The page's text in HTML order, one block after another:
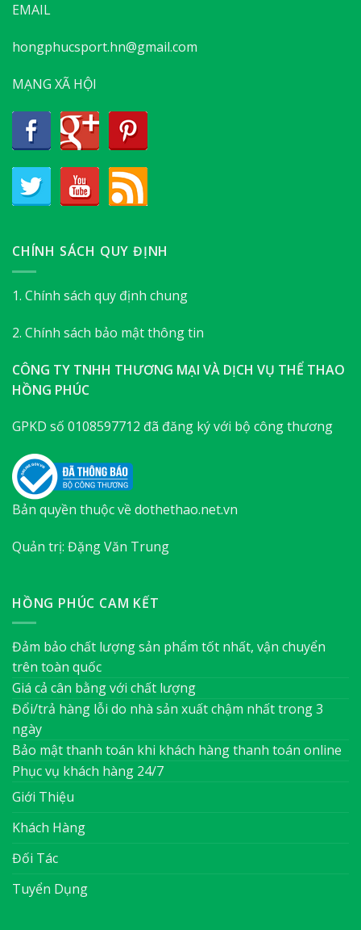
EMAIL
hongphucsport.hn@gmail.com
MẠNG XÃ HỘI
CHÍNH SÁCH QUY ĐỊNH
1. Chính sách quy định chung
2. Chính sách bảo mật thông tin
CÔNG TY TNHH THƯƠNG MẠI VÀ DỊCH VỤ THỂ THAO
HỒNG PHÚC
GPKD số 0108597712 đã đăng ký với bộ công thương
Bản quyền thuộc về dothethao.net.vn
Quản trị: Đặng Văn Trung
HỒNG PHÚC CAM KẾT
Đảm bảo chất lượng sản phẩm tốt nhất, vận chuyển
trên toàn quốc
Giá cả cân bằng với chất lượng
Đổi/trả hàng lỗi do nhà sản xuất chậm nhất trong 3
ngày
Bảo mật thanh toán khi khách hàng thanh toán online
Phục vụ khách hàng 24/7
Giới Thiệu
Khách Hàng
Đối Tác
Tuyển Dụng